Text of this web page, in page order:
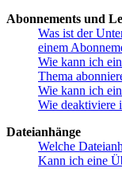
Abonnements und
Was ist der
einem
Wie kann ich
Thema
Wie kann ich
Wie deaktiviere
Dateianhänge
Welche
Kann ich eine